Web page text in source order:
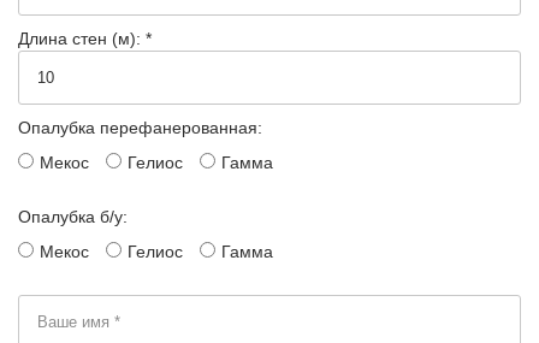
Длина стен (м): *
Опалубка перефанерованная:
Мекос
Гелиос Гамма
Опалубка б/у:
Мекос
Гелиос Гамма